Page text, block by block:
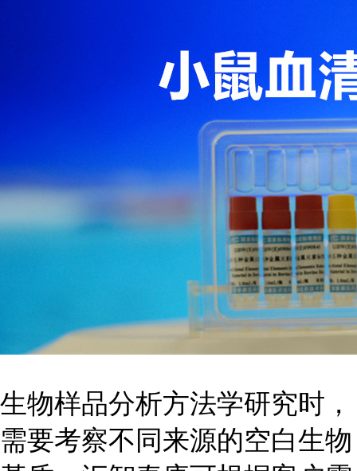
生物样品分析方法学研究时，
需要考察不同来源的空白生物